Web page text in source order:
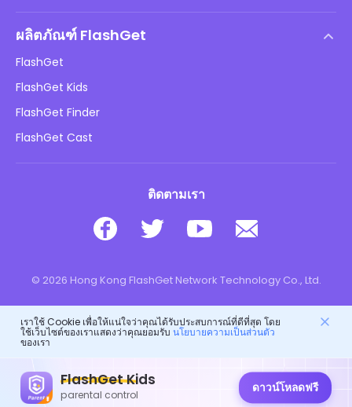
FlashGet Kids
parental control ดาวน์โหลดฟรี
นโยบาย DMCA
นโยบายความเป็นส่วนตัว
นโยบายการโฆษณา
อย่าขายข้อมูลของฉัน
ความปลอดภัยของเด็กออนไลน์
ดาวน์โหลด
ผลิตภัณฑ์ FlashGet
FlashGet
FlashGet Kids
FlashGet Finder
FlashGet Cast
ติดตามเรา
© 2026 Hong Kong FlashGet Network Technology Co., Ltd.
เราใช้ Cookie เพื่อให้แน่ใจว่าคุณได้รับประสบการณ์ที่ดีที่สุด โดย
ใช้เว็บไซต์ของเราแสดงว่าคุณยอมรับ นโยบายความเป็นส่วนตัว
ของเรา